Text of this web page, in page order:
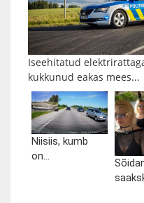
Iseehitatud
kukkunud eakas mees...
Niisiis, kumb
on...